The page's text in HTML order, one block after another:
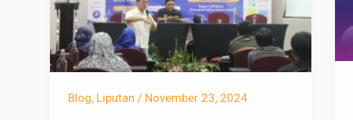
Blog, Liputan / November 23, 2024